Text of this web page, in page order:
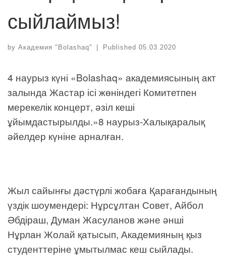
сыйлаймыз!
by Академия "Bolashaq" | Published 05.03.2020
4 наурыз күні «Bolashaq» академиясының акт
залында Жастар ісі жөніндегі Комитетпен
мерекелік концерт, әзіл кеші
ұйымдастырылды.»8 наурыз-Халықаралық
әйелдер күніне арналған.
Жыл сайынғы дәстүрлі жобаға Қарағандының
үздік шоумендері: Нұрсұлтан Совет, Айбол
Әбдіраш, Думан Жасуланов және әнші
Нұрлан Жолай қатысып, Академияның қыз
студенттеріне ұмытылмас кеш сыйлады.